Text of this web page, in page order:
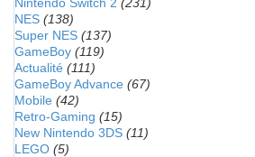
NES (138)
Super NES (137)
GameBoy (119)
Actualité (111)
GameBoy Advance (67)
Mobile (42)
Retro-Gaming (15)
New Nintendo 3DS (11)
LEGO (5)